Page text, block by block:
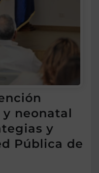
neonatal
y
Pública de